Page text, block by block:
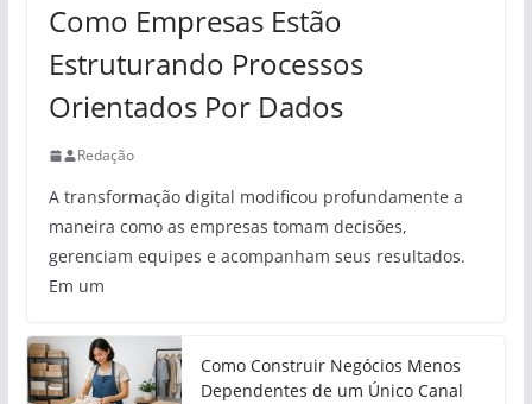
Como Empresas Estão
Estruturando Processos
Orientados Por Dados
Redação
A transformação digital modificou profundamente a
maneira como as empresas tomam decisões,
gerenciam equipes e acompanham seus resultados.
Em um
Como Construir Negócios Menos
Dependentes de um Único Canal